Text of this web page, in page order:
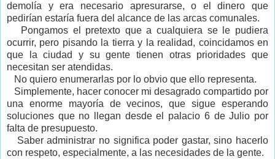
demolía y era necesario apresurarse, o el dinero que
pedirían estaría fuera del alcance de las arcas comunales.
Pongamos el pretexto que a cualquiera se le pudiera
ocurrir, pero pisando la tierra y la realidad, coincidamos en
que la ciudad y su gente tienen otras prioridades que
necesitan ser atendidas.
No quiero enumerarlas por lo obvio que ello representa.
Simplemente, hacer conocer mi desagrado compartido por
una enorme mayoría de vecinos, que sigue esperando
soluciones que no llegan desde el palacio 6 de Julio por
falta de presupuesto.
Saber administrar no significa poder gastar, sino hacerlo
con respeto, especialmente, a las necesidades de la gente.